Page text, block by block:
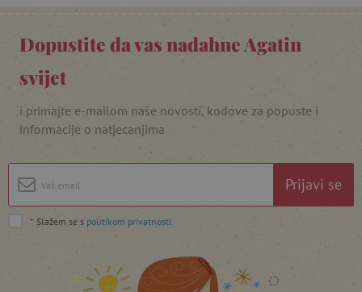
Dopustite da vas nadahne Agatin
svijet
i primajte e-mailom naše novosti, kodove za popuste i
informacije o natjecanjima
Prijavi se
* Slažem se s politikom privatnosti.
lastVisitedProduct www.agatinsvijet.hr
_lb_ccc .agatinsvijet.hr